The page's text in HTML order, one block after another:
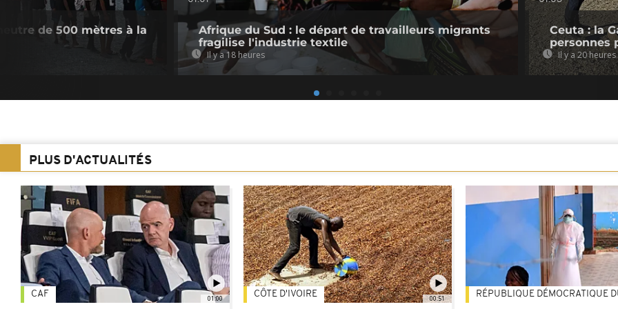
de 500 mètres à la
Afrique du Sud : le départ de travailleurs migrants
fragilise l'industrie textile
Il y a 18 heures
Ceuta : la
personnes
Il y a 20 heures
PLUS D'ACTUALITÉS
01:00
CAF 00:51
CÔTE D'IVOIRE RÉPUBLIQUE DÉMOCRATIQUE